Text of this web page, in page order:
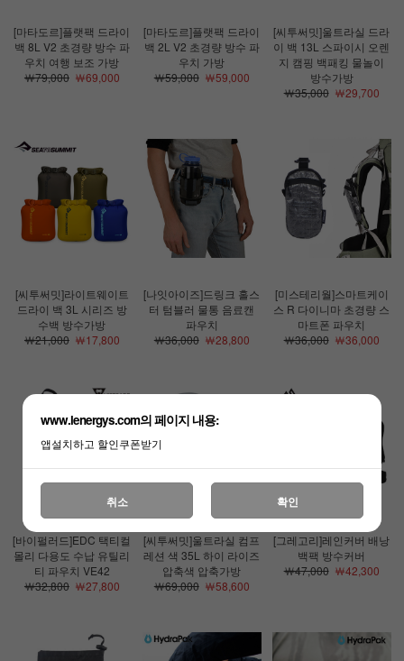
[마타도르]플랫팩 드라이
백 8L V2 초경량 방수 파
우치 여행 보조 가방
￦79,000￦69,000
[마타도르]플랫팩 드라이
백 2L V2 초경량 방수 파
우치 가방
￦59,000￦59,000
[씨투써밋]울트라실 드라
이 백 13L 스파이시 오렌
지 캠핑 백패킹 물놀이
방수가방
￦35,000￦29,700
[씨투써밋]라이트웨이트
드라이 백 3L 시리즈 방
수백 방수가방
￦21,000￦17,800
[나잇아이즈]드링크 홀스
터 텀블러 물통 음료캔
파우치
￦36,000￦28,800
[미스테리월]스마트케이
스 R 다이니마 초경량 스
마트폰 파우치
￦36,000￦36,000
[바이펄러드]EDC 택티컬
몰리 다용도 수납 유틸리
티 파우치 VE42
￦32,800￦27,800
[씨투써밋]울트라실 컴프
레션 색 35L 하이 라이즈
압축색 압축가방
￦69,000￦58,600
[그레고리]레인커버 배낭
백팩 방수커버
￦47,000￦42,300
www.lenergys.com의 페이지 내용:
앱설치하고 할인쿠폰받기
취소 확인